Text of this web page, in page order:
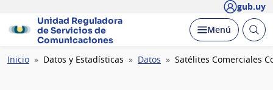
gub.uy
Unidad Reguladora
de Servicios de
Comunicaciones
Desplegar
Menú Abrir
Ruta
Inicio Datos y Estadísticas Datos Satélites Comerciales